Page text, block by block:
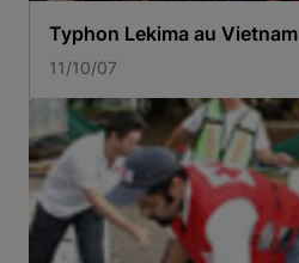
Typhon Lekima au Vietnam
11/10/07